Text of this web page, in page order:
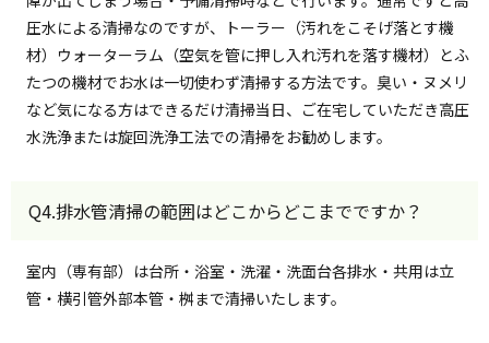
圧水による清掃なのですが、トーラー（汚れをこそげ落とす機
材）ウォーターラム（空気を管に押し入れ汚れを落す機材）とふ
たつの機材でお水は一切使わず清掃する方法です。臭い・ヌメリ
など気になる方はできるだけ清掃当日、ご在宅していただき高圧
水洗浄または旋回洗浄工法での清掃をお勧めします。
Q4.排水管清掃の範囲はどこからどこまでですか？
室内（専有部）は台所・浴室・洗濯・洗面台各排水・共用は立
管・横引管外部本管・桝まで清掃いたします。